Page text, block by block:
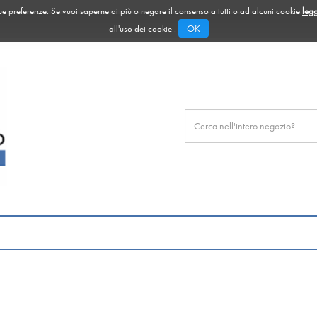
Se vuoi saperne di più o negare il consenso a tutti o ad alcuni cookie
all'uso dei cookie .
OK
Prodotto